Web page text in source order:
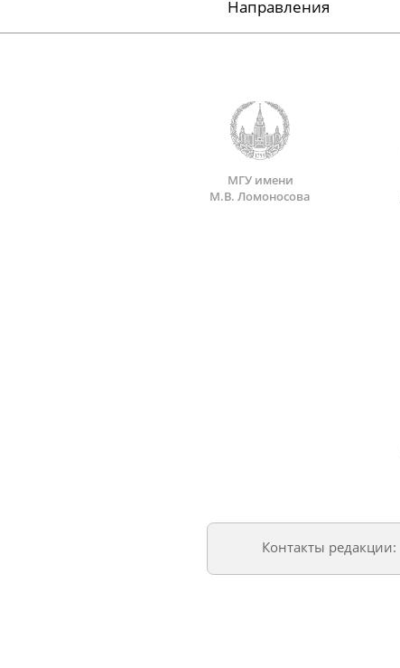
Направления
МГУ имени
М.В. Ломоносова
Контакты редакции: